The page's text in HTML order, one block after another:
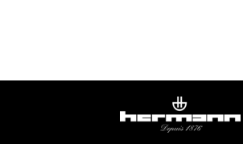
dire qu’elle est naturellement et
maternelle ? Y a-t-il des appropriations
langue selon qu’elle relève d’une
d’une acquisition personnelle ?